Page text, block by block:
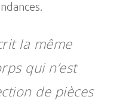
la même
qui n’est
de pièces